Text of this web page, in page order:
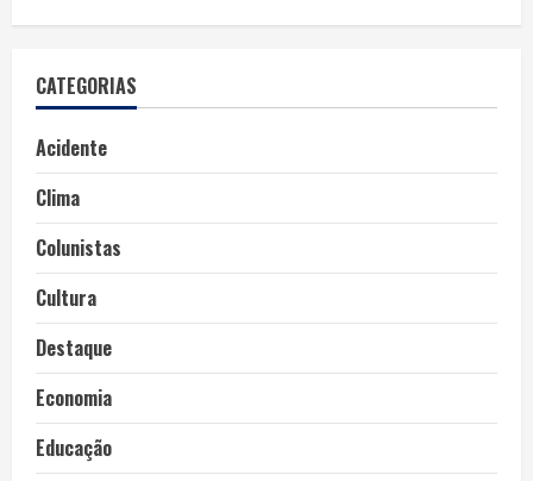
CATEGORIAS
Acidente
Clima
Colunistas
Cultura
Destaque
Economia
Educação